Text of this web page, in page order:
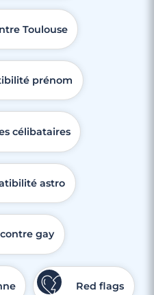
Toulouse
prénom
célibataires
astro
gay
Red flags